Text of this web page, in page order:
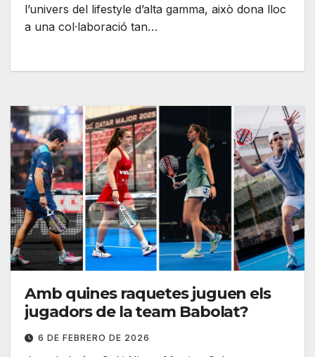
l’univers del lifestyle d’alta gamma, això dona lloc
a una col·laboració tan…
Amb quines raquetes juguen els
jugadors de la team Babolat?
6 DE FEBRERO DE 2026